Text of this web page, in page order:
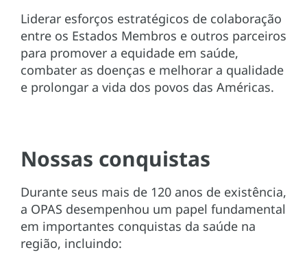
Liderar esforços estratégicos de colaboração
entre os Estados Membros e outros parceiros
para promover a equidade em saúde,
combater as doenças e melhorar a qualidade
e prolongar a vida dos povos das Américas.
Nossas conquistas
Durante seus mais de 120 anos de existência,
a OPAS desempenhou um papel fundamental
em importantes conquistas da saúde na
região, incluindo: